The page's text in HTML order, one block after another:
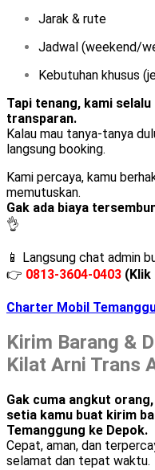
Jarak & rute
Jadwal (weekend/
Kebutuhan khusus
Tapi tenang, kami
transparan.
Kalau mau tanya-tanya
langsung booking.
Kami percaya, kamu
memutuskan.
Gak ada biaya
👌
📱 Langsung chat admin
👉 0813-3604-0403 (Klik
Charter Mobil
Kirim Barang &
Kilat Arni Trans
Gak cuma angkut
setia kamu buat kirim
Temanggung ke Depok.
Cepat, aman, dan
selamat dan tepat waktu.